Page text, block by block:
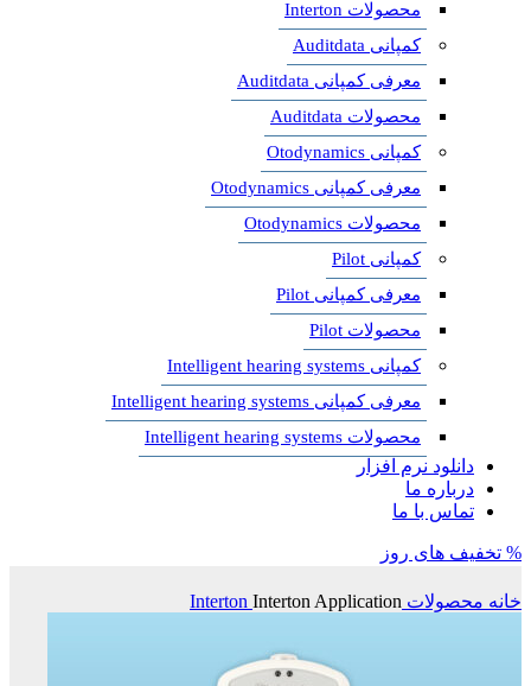
محصولات Interton
کمپانی Auditdata
معرفی کمپانی Auditdata
محصولات Auditdata
کمپانی Otodynamics
معرفی کمپانی Otodynamics
محصولات Otodynamics
کمپانی Pilot
معرفی کمپانی Pilot
محصولات Pilot
کمپانی Intelligent hearing systems
معرفی کمپانی Intelligent hearing systems
محصولات Intelligent hearing systems
دانلود نرم افزار
درباره ما
تماس با ما
% تخفیف های روز
خانه محصولات Interton Interton Application